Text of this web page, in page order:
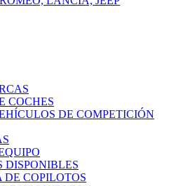
COCHES
DE COMPETICIÓN
DISPONIBLES
DE COPILOTOS